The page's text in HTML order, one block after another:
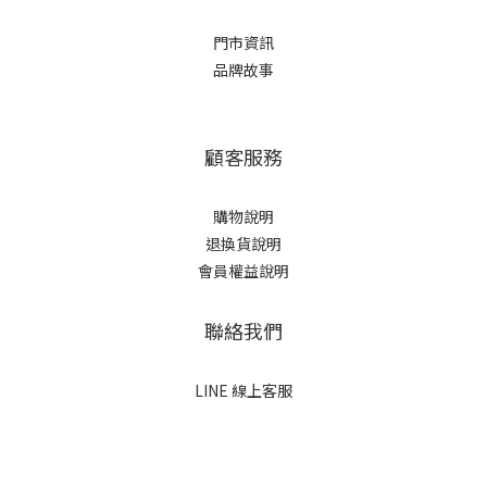
門市資訊
品牌故事
顧客服務
購物說明
退換貨說明
會員權益說明
聯絡我們
LINE 線上客服